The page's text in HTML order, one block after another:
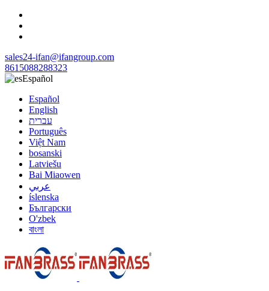
sales24-ifan@ifangroup.com
8615088288323
Español
Español
English
עברית
Português
Việt Nam
bosanski
Latviešu
Bai Miaowen
عربي
íslenska
Български
O'zbek
বাংলা